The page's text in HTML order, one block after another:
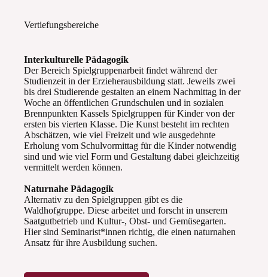
Vertiefungsbereiche
Interkulturelle Pädagogik
Der Bereich Spielgruppenarbeit findet während der
Studienzeit in der Erzieherausbildung statt. Jeweils zwei
bis drei Studierende gestalten an einem Nachmittag in der
Woche an öffentlichen Grundschulen und in sozialen
Brennpunkten Kassels Spielgruppen für Kinder von der
ersten bis vierten Klasse. Die Kunst besteht im rechten
Abschätzen, wie viel Freizeit und wie ausgedehnte
Erholung vom Schulvormittag für die Kinder notwendig
sind und wie viel Form und Gestaltung dabei gleichzeitig
vermittelt werden können.
Naturnahe Pädagogik
Alternativ zu den Spielgruppen gibt es die
Waldhofgruppe. Diese arbeitet und forscht in unserem
Saatgutbetrieb und Kultur-, Obst- und Gemüsegarten.
Hier sind Seminarist*innen richtig, die einen naturnahen
Ansatz für ihre Ausbildung suchen.